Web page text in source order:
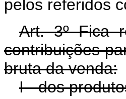
pelos referidos
Art. 3º Fica
contribuições
bruta da venda:
I - dos